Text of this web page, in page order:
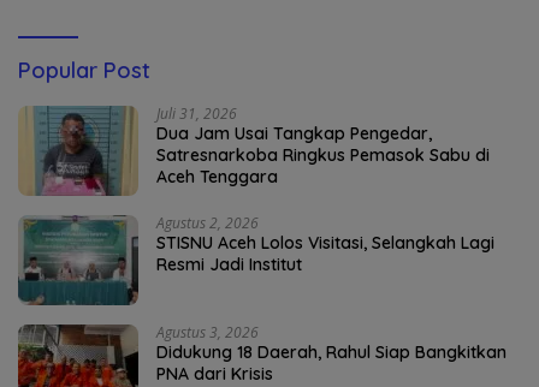
Popular Post
Juli 31, 2026
Dua Jam Usai Tangkap Pengedar,
Satresnarkoba Ringkus Pemasok Sabu di
Aceh Tenggara
Agustus 2, 2026
STISNU Aceh Lolos Visitasi, Selangkah Lagi
Resmi Jadi Institut
Agustus 3, 2026
Didukung 18 Daerah, Rahul Siap Bangkitkan
PNA dari Krisis